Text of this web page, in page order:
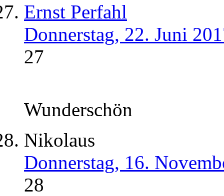
Ernst Perfahl
Donnerstag, 22. Juni
27
Wunderschön
Nikolaus
Donnerstag, 16.
28